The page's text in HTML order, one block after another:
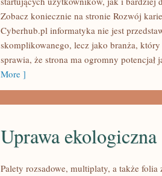
Zobacz koniecznie na stronie Rozwój
Cyberhub.pl informatyka nie jest
skomplikowanego, lecz jako branża, który
sprawia, że strona ma ogromny potencjał
More ]
Uprawa ekologiczna
Palety rozsadowe, multiplaty, a także